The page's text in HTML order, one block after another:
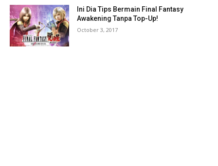
Ini Dia Tips Bermain Final Fantasy
Awakening Tanpa Top-Up!
October 3, 2017